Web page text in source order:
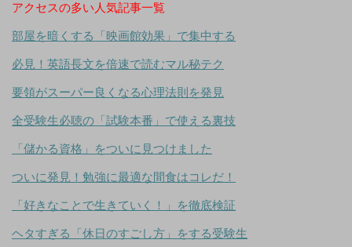
アクセスの多い人気記事一覧
部屋を暗くする「映画館効果」で集中する
必見！英語長文を倍速で読むマル秘テク
要領がスーパー良くなる心理法則を発見
全受験生必聴の「試験本番」で使える裏技
「儲かる資格」をついに見つけました
ついに発見！勉強に最適な間食はコレだ！
「好きなことで生きていく！」を徹底検証
ヘタすぎる「休日のすごし方」をする受験生